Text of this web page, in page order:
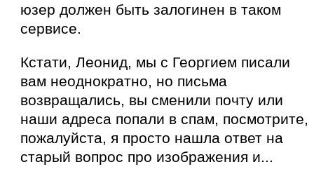
юзер должен быть залогинен в таком
сервисе.
Кстати, Леонид, мы с Георгием писали
вам неоднократно, но письма
возвращались, вы сменили почту или
наши адреса попали в спам, посмотрите,
пожалуйста, я просто нашла ответ на
старый вопрос про изображения и...